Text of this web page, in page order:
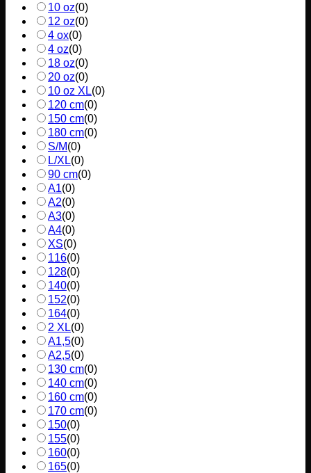
10 oz(0)
12 oz(0)
4 ox(0)
4 oz(0)
18 oz(0)
20 oz(0)
10 oz XL(0)
120 cm(0)
150 cm(0)
180 cm(0)
S/M(0)
L/XL(0)
90 cm(0)
A1(0)
A2(0)
A3(0)
A4(0)
XS(0)
116(0)
128(0)
140(0)
152(0)
164(0)
2 XL(0)
A1,5(0)
A2,5(0)
130 cm(0)
140 cm(0)
160 cm(0)
170 cm(0)
150(0)
155(0)
160(0)
165(0)